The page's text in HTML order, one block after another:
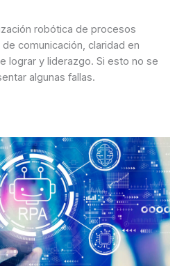
robótica de procesos
comunicación, claridad en
lograr y liderazgo. Si esto no se
algunas fallas.